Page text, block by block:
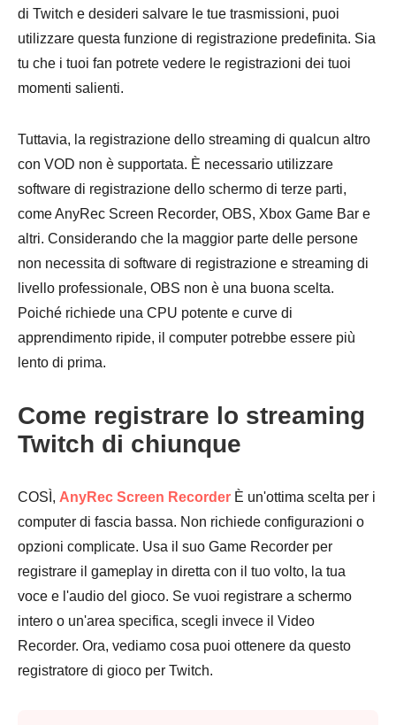
di Twitch e desideri salvare le tue trasmissioni, puoi
utilizzare questa funzione di registrazione predefinita. Sia
tu che i tuoi fan potrete vedere le registrazioni dei tuoi
momenti salienti.
Tuttavia, la registrazione dello streaming di qualcun altro
con VOD non è supportata. È necessario utilizzare
software di registrazione dello schermo di terze parti,
come AnyRec Screen Recorder, OBS, Xbox Game Bar e
altri. Considerando che la maggior parte delle persone
non necessita di software di registrazione e streaming di
livello professionale, OBS non è una buona scelta.
Poiché richiede una CPU potente e curve di
apprendimento ripide, il computer potrebbe essere più
lento di prima.
Come registrare lo streaming
Twitch di chiunque
COSÌ, AnyRec Screen Recorder È un'ottima scelta per i
computer di fascia bassa. Non richiede configurazioni o
opzioni complicate. Usa il suo Game Recorder per
registrare il gameplay in diretta con il tuo volto, la tua
voce e l'audio del gioco. Se vuoi registrare a schermo
intero o un'area specifica, scegli invece il Video
Recorder. Ora, vediamo cosa puoi ottenere da questo
registratore di gioco per Twitch.